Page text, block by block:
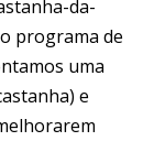
da-
programa de
uma
e